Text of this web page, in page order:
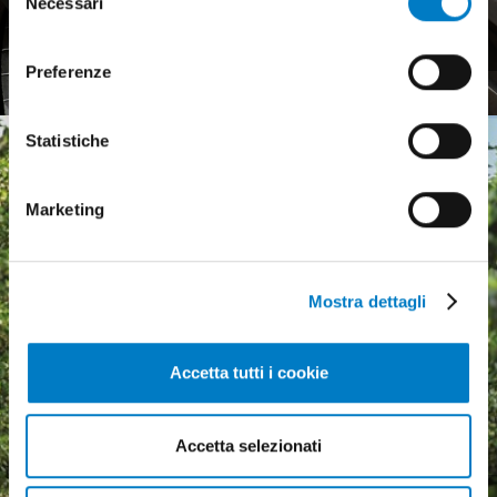
del
Preferenze
Statistiche
Marketing
Mostra dettagli
Accetta tutti i cookie
Accetta selezionati
Agricultural tyres, a weak